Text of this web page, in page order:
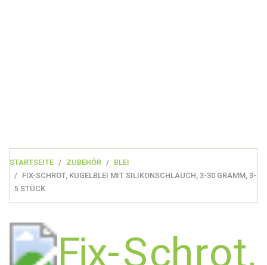
STARTSEITE ZUBEHÖR
BLEI
FIX-SCHROT, KUGELBLEI MIT SILIKONSCHLAUCH, 3-30 GRAMM, 3-
5 STÜCK